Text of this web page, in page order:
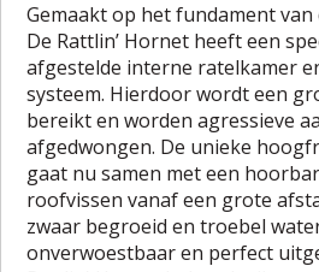
Gemaakt op het fundament
De Rattlin’ Hornet heeft een
afgestelde interne ratelkamer
systeem. Hierdoor wordt een
bereikt en worden agressieve
afgedwongen. De unieke
gaat nu samen met een
roofvissen vanaf een grote
zwaar begroeid en troebel
onverwoestbaar en perfect